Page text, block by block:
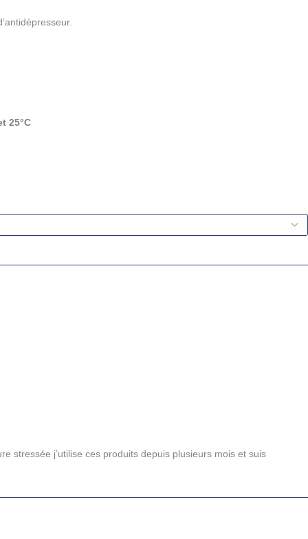
25°C
stressée j’utilise ces produits depuis plusieurs mois et suis